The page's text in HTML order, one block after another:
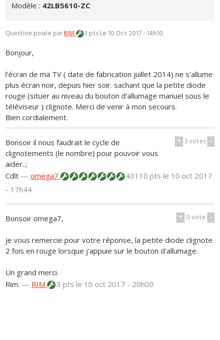
Modèle : 42LB5610-ZC
Question posée parRIM 3 ptsLe 10 Oct 2017 - 14h10
Bonjour,
l'écran de ma TV ( date de fabrication juillet 2014) ne s'allume
plus écran noir, depuis hier soir. sachant que la petite diode
rouge (situer au niveau du bouton d'allumage manuel sous le
téléviseur ) clignote. Merci de venir à mon secours.
Bien cordialement.
+ 3votes -
Bonsoir il nous faudrait le cycle de
clignotements (le nombre) pour pouvoir vous
aider..;
Cdlt —omega7 43110 ptsle 10 oct 2017
- 17h44
+ 0vote -
Bonsoir omega7,
je vous remercie pour votre réponse, la petite diode clignote
2 fois en rouge lorsque j'appuie sur le bouton d'allumage.
Un grand merci.
Rim. — RIM 3 ptsle 10 oct 2017 - 20h00